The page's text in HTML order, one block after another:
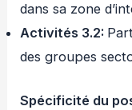
dans sa zone
Activités 3.2:
des groupes
Spécificité du